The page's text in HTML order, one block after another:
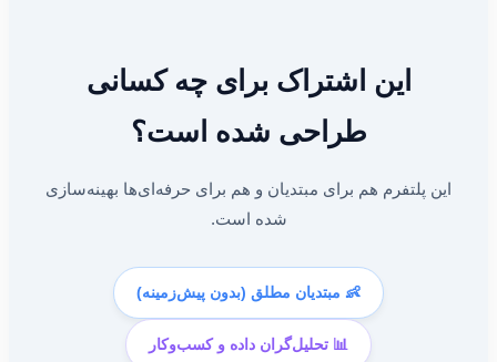
این اشتراک برای چه کسانی
طراحی شده است؟
این پلتفرم هم برای مبتدیان و هم برای حرفه‌ای‌ها بهینه‌سازی
شده است.
👶 مبتدیان مطلق (بدون پیش‌زمینه)
📊 تحلیل‌گران داده و کسب‌وکار